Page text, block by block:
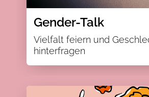
Gender-Talk
Vielfalt feiern und
hinterfragen